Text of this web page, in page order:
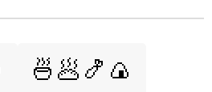
🍜🥟🍤🍙